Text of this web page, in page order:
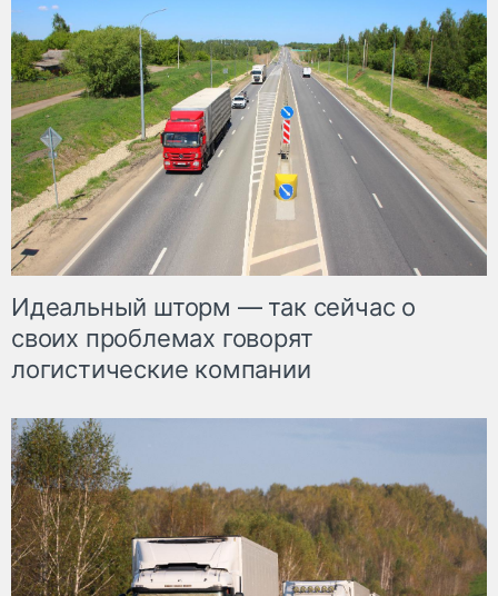
Идеальный шторм — так сейчас о
своих проблемах говорят
логистические компании